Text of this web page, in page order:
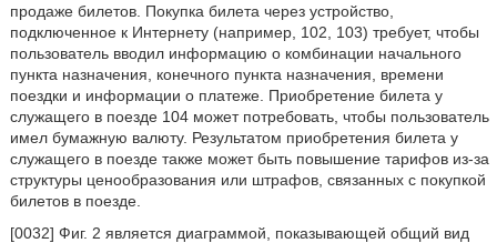
продаже билетов. Покупка билета через устройство,
подключенное к Интернету (например, 102, 103) требует, чтобы
пользователь вводил информацию о комбинации начального
пункта назначения, конечного пункта назначения, времени
поездки и информации о платеже. Приобретение билета у
служащего в поезде 104 может потребовать, чтобы пользователь
имел бумажную валюту. Результатом приобретения билета у
служащего в поезде также может быть повышение тарифов из-за
структуры ценообразования или штрафов, связанных с покупкой
билетов в поезде.
[0032] Фиг. 2 является диаграммой, показывающей общий вид